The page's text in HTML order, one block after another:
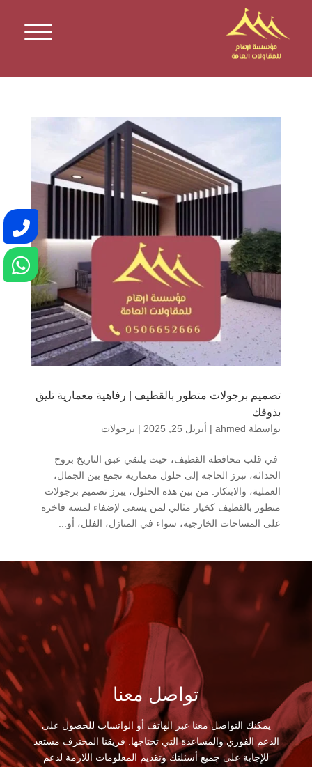
تصميم برجولات متطور بالقطيف | رفاهية معمارية تليق
بذوقك
بواسطة ahmed
| أبريل 25, 2025 | برجولات
في قلب محافظة القطيف، حيث يلتقي عبق التاريخ بروح
الحداثة، تبرز الحاجة إلى حلول معمارية تجمع بين الجمال،
العملية، والابتكار. من بين هذه الحلول، يبرز تصميم برجولات
متطور بالقطيف كخيار مثالي لمن يسعى لإضفاء لمسة فاخرة
على المساحات الخارجية، سواء في المنازل، الفلل، أو...
تواصل معنا
يمكنك التواصل معنا عبر الهاتف أو الواتساب للحصول على
الدعم الفوري والمساعدة التي تحتاجها. فريقنا المحترف مستعد
للإجابة على جميع أسئلتك وتقديم المعلومات اللازمة لدعم